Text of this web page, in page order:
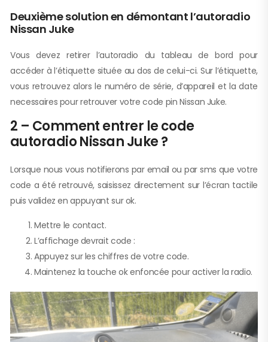
Deuxième solution en démontant l’autoradio
Nissan Juke
Vous devez retirer l’autoradio du tableau de bord pour
accéder à l’étiquette située au dos de celui-ci. Sur l’étiquette,
vous retrouvez alors le numéro de série, d’appareil et la date
necessaires pour retrouver votre code pin Nissan Juke.
2 – Comment entrer le code
autoradio Nissan Juke ?
Lorsque nous vous notifierons par email ou par sms que votre
code a été retrouvé, saisissez directement sur l’écran tactile
puis validez en appuyant sur ok.
Mettre le contact.
L’affichage devrait code :
Appuyez sur les chiffres de votre code.
Maintenez la touche ok enfoncée pour activer la radio.